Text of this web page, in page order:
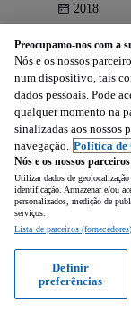
2018
Cedofeita,
Profissional •
Preocupamo-nos com a
Nós e os nossos
num dispositivo, tais
dados pessoais. Pode
qualquer momento na
sinalizadas aos nossos
navegação. Política de
Nós e os nossos
Utilizar dados de
identificação. Armazenar e/ou
personalizados, medição de
serviços.
Lista de parceiros (fornecedores)
Definir
preferências